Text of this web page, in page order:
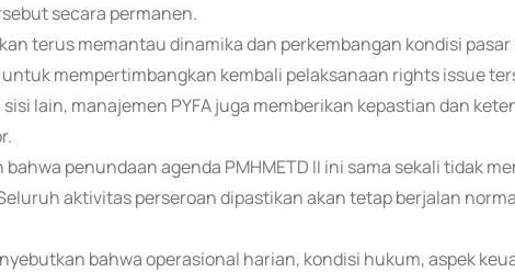
secara permanen.
terus memantau dinamika dan perkembangan kondisi pasar
mempertimbangkan kembali pelaksanaan rights issue
lain, manajemen PYFA juga memberikan kepastian dan
penundaan agenda PMHMETD II ini sama sekali tidak
aktivitas perseroan dipastikan akan tetap berjalan
bahwa operasional harian, kondisi hukum, aspek